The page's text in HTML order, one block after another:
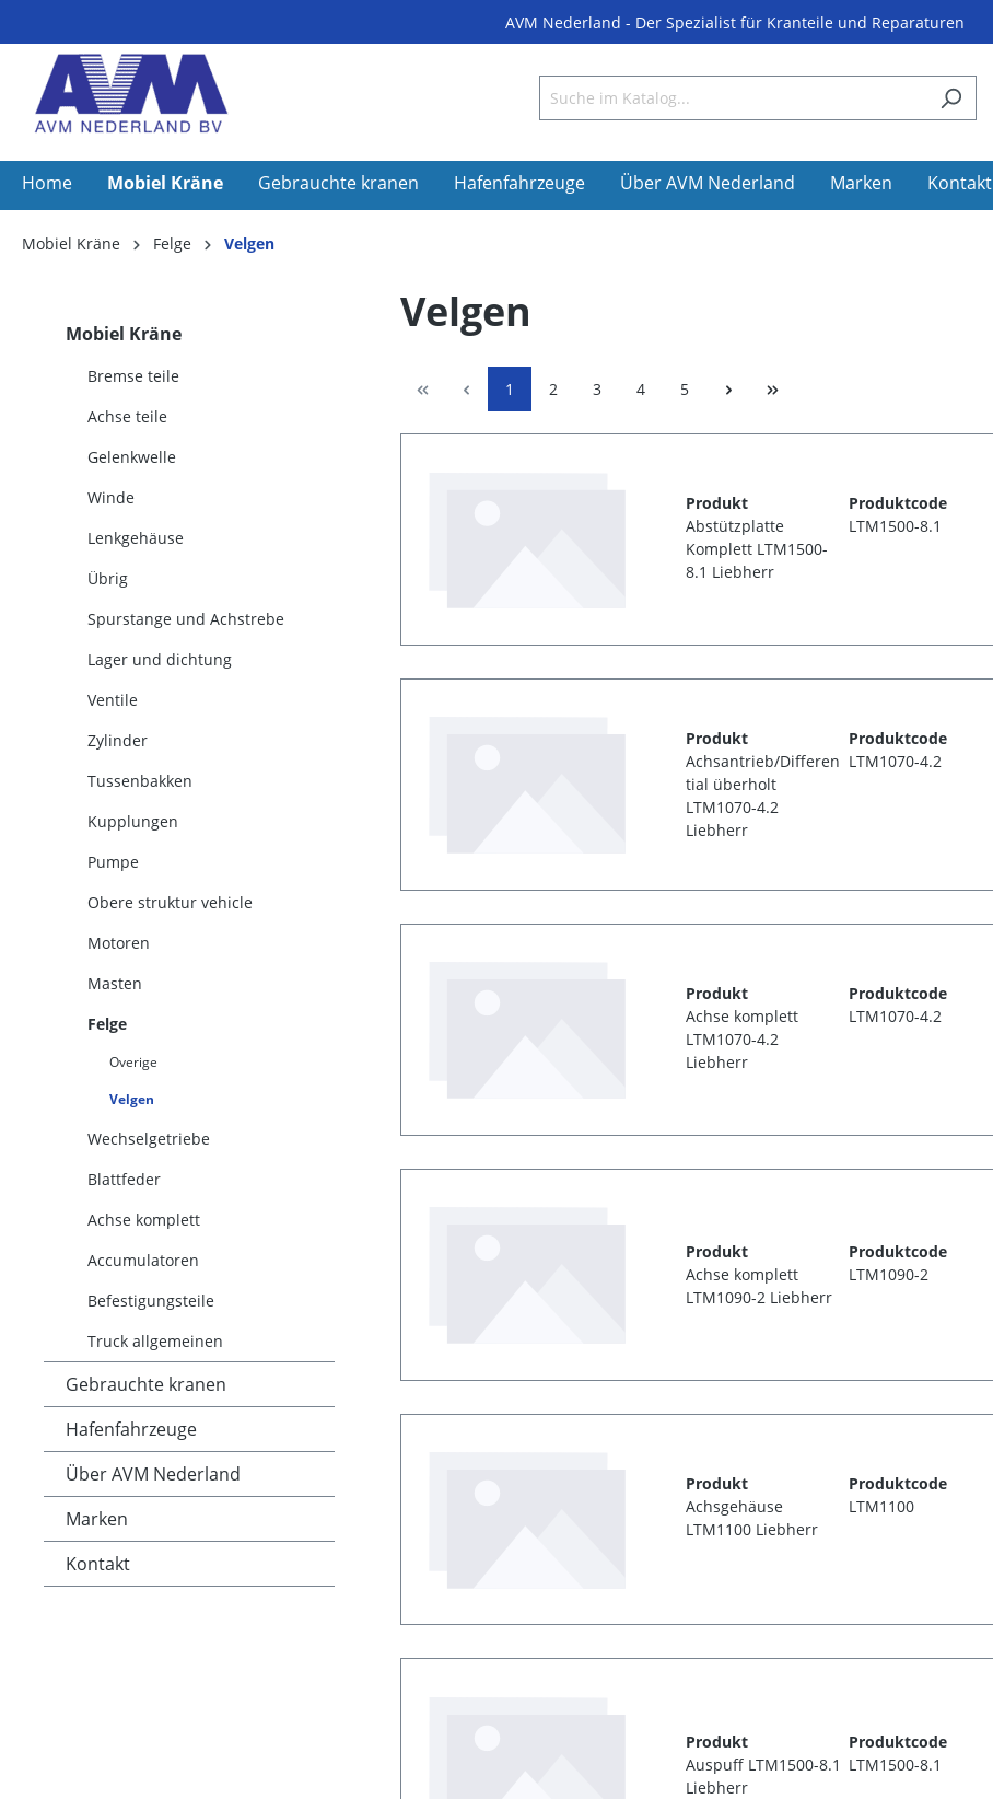
AVM Nederland - Der Spezialist für Kranteile und Reparaturen
Home Mobiel Kräne Gebrauchte kranen Hafenfahrzeuge Über AVM Nederland Marken Kontakt
Mobiel Kräne Felge Velgen
Mobiel Kräne
Bremse teile
Achse teile
Gelenkwelle
Winde
Lenkgehäuse
Übrig
Spurstange und Achstrebe
Lager und dichtung
Ventile
Zylinder
Tussenbakken
Kupplungen
Pumpe
Obere struktur vehicle
Motoren
Masten
Felge
Overige
Velgen
Wechselgetriebe
Blattfeder
Achse komplett
Accumulatoren
Befestigungsteile
Truck allgemeinen
Gebrauchte kranen
Hafenfahrzeuge
Über AVM Nederland
Marken
Kontakt
Velgen
1 2 3 4 5
Produkt
Abstützplatte
Komplett LTM1500-
8.1 Liebherr
Produktcode
LTM1500-8.1
Produkt
Achsantrieb/Differen
tial überholt
LTM1070-4.2
Liebherr
Produktcode
LTM1070-4.2
Produkt
Achse komplett
LTM1070-4.2
Liebherr
Produktcode
LTM1070-4.2
Produkt
Achse komplett
LTM1090-2 Liebherr
Produktcode
LTM1090-2
Produkt
Achsgehäuse
LTM1100 Liebherr
Produktcode
LTM1100
Produkt
Auspuff LTM1500-8.1
Liebherr
Produktcode
LTM1500-8.1